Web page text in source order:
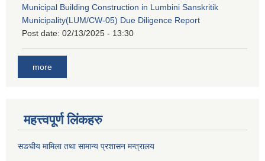
Municipal Building Construction in Lumbini Sanskritik
Municipality(LUM/CW-05) Due Diligence Report
Post date: 02/13/2025 - 13:30
more
महत्त्वपूर्ण लिंकहरु
सङघीय मामिला तथा सामान्य प्रशासन मन्‍त्रालय